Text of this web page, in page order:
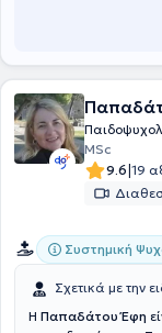
MSc
9.6|19
Συστημική
Σχετικά με την
Η Παπαδάτου Έφη